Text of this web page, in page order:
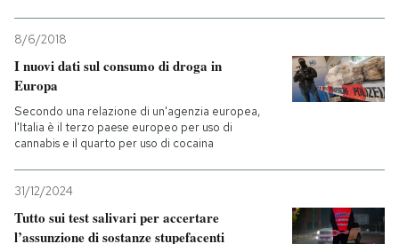
8/6/2018
I nuovi dati sul consumo di droga in
Europa
Secondo una relazione di un'agenzia europea,
l'Italia è il terzo paese europeo per uso di
cannabis e il quarto per uso di cocaina
31/12/2024
Tutto sui test salivari per accertare
l’assunzione di sostanze stupefacenti